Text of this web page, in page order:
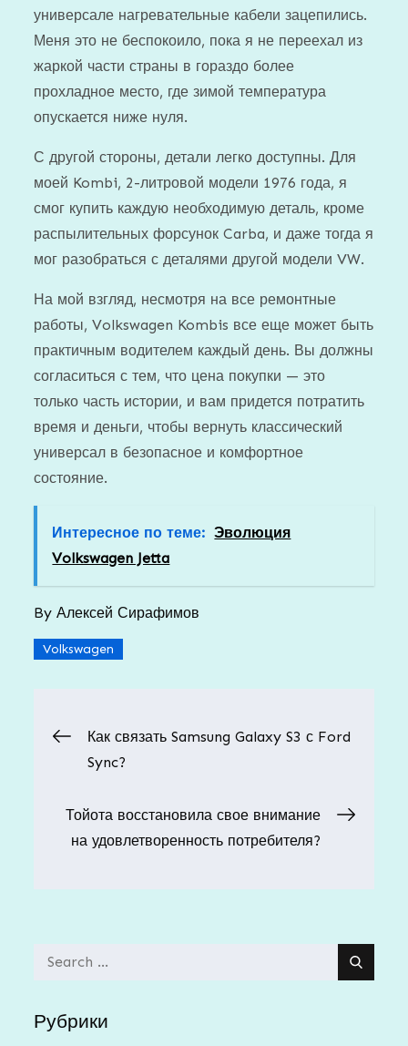
универсале нагревательные кабели зацепились.
Меня это не беспокоило, пока я не переехал из
жаркой части страны в гораздо более
прохладное место, где зимой температура
опускается ниже нуля.
С другой стороны, детали легко доступны. Для
моей Kombi, 2-литровой модели 1976 года, я
смог купить каждую необходимую деталь, кроме
распылительных форсунок Carba, и даже тогда я
мог разобраться с деталями другой модели VW.
На мой взгляд, несмотря на все ремонтные
работы, Volkswagen Kombis все еще может быть
практичным водителем каждый день. Вы должны
согласиться с тем, что цена покупки — это
только часть истории, и вам придется потратить
время и деньги, чтобы вернуть классический
универсал в безопасное и комфортное
состояние.
Интересное по теме: Эволюция
Volkswagen Jetta
ByАлексей Сирафимов
Volkswagen
Навигация
записям
Как связать Samsung Galaxy S3 с Ford
Sync?
Тойота восстановила свое внимание
на удовлетворенность потребителя?
Search
Рубрики